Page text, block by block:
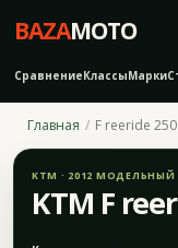
BAZAMOTO
СравнениеКлассыМарки
Главная F reeride
KTM · 2012
KTM F